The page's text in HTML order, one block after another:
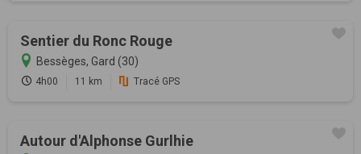
Sentier du Ronc Rouge
Bessèges, Gard (30)
4h00 11 km Tracé GPS
Autour d'Alphonse Gurlhie